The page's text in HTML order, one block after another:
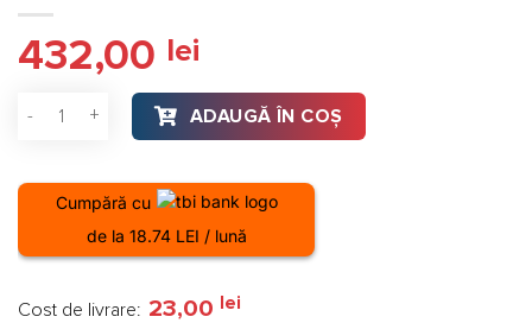
432,00 lei
Cantitate Termostat digital wireless Uponor Smatrix Wave T-
ADAUGĂ ÎN COȘ
Cumpără cu
de la 18.74 LEI / lună
Cost de livrare: 23,00 lei